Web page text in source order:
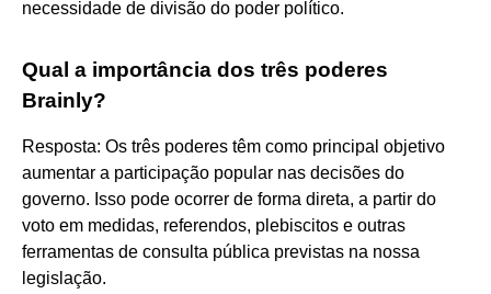
necessidade de divisão do poder político.
Qual a importância dos três poderes
Brainly?
Resposta: Os três poderes têm como principal objetivo
aumentar a participação popular nas decisões do
governo. Isso pode ocorrer de forma direta, a partir do
voto em medidas, referendos, plebiscitos e outras
ferramentas de consulta pública previstas na nossa
legislação.